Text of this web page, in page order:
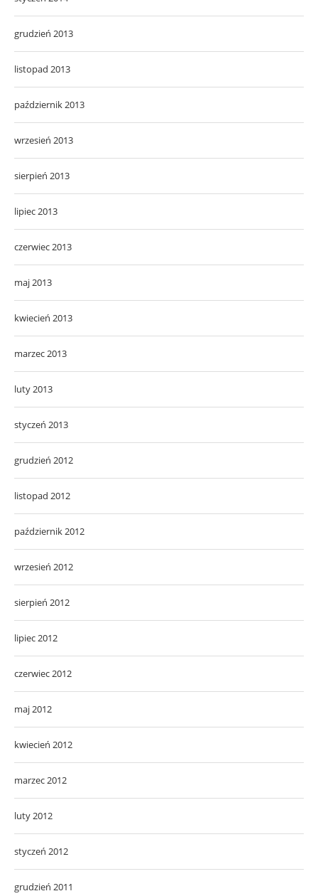
grudzień 2013
listopad 2013
październik 2013
wrzesień 2013
sierpień 2013
lipiec 2013
czerwiec 2013
maj 2013
kwiecień 2013
marzec 2013
luty 2013
styczeń 2013
grudzień 2012
listopad 2012
październik 2012
wrzesień 2012
sierpień 2012
lipiec 2012
czerwiec 2012
maj 2012
kwiecień 2012
marzec 2012
luty 2012
styczeń 2012
grudzień 2011